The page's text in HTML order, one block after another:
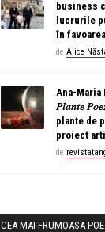
business
lucrurile
în
de Alice
Ana-Maria
𝑃𝑙𝑎𝑛𝑡𝑒
plante de
proiect
de
CEA MAI FRUMOASA